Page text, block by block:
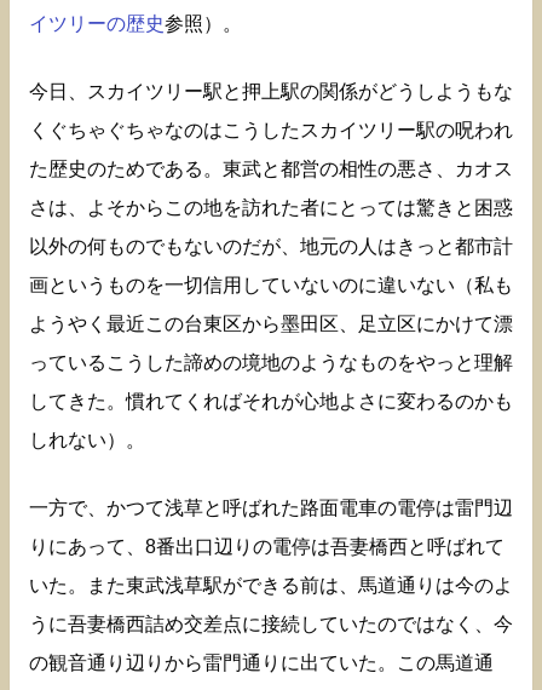
イツリーの歴史参照）。
今日、スカイツリー駅と押上駅の関係がどうしようもな
くぐちゃぐちゃなのはこうしたスカイツリー駅の呪われ
た歴史のためである。東武と都営の相性の悪さ、カオス
さは、よそからこの地を訪れた者にとっては驚きと困惑
以外の何ものでもないのだが、地元の人はきっと都市計
画というものを一切信用していないのに違いない（私も
ようやく最近この台東区から墨田区、足立区にかけて漂
っているこうした諦めの境地のようなものをやっと理解
してきた。慣れてくればそれが心地よさに変わるのかも
しれない）。
一方で、かつて浅草と呼ばれた路面電車の電停は雷門辺
りにあって、8番出口辺りの電停は吾妻橋西と呼ばれて
いた。また東武浅草駅ができる前は、馬道通りは今のよ
うに吾妻橋西詰め交差点に接続していたのではなく、今
の観音通り辺りから雷門通りに出ていた。この馬道通